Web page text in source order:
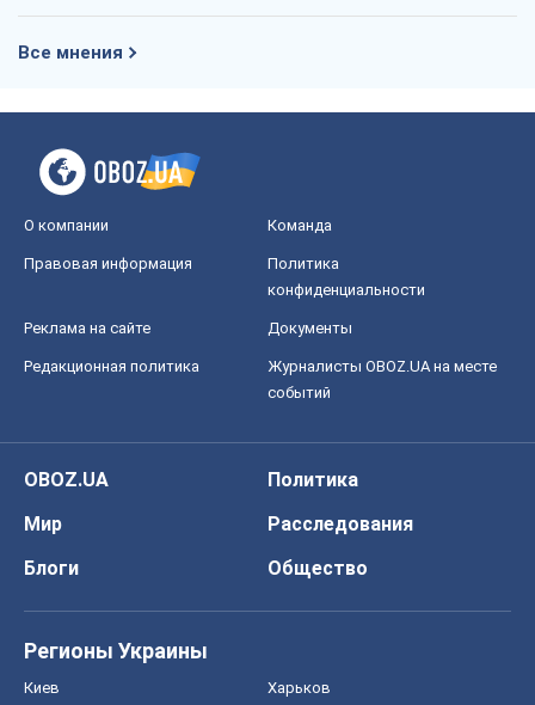
Все мнения
О компании Команда
Правовая информация
Политика
конфиденциальности
Реклама на сайте Документы
Редакционная политика
Журналисты OBOZ.UA на месте
событий
OBOZ.UA
Политика
Мир
Расследования
Блоги
Общество
Регионы Украины
Киев Харьков